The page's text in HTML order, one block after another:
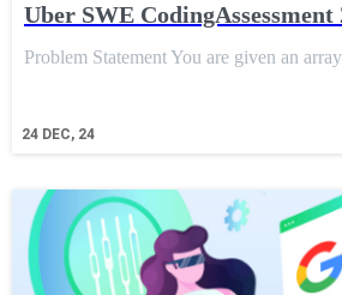
Uber SWE CodingAssessment
24 DEC, 24
Problem Statement You are given an